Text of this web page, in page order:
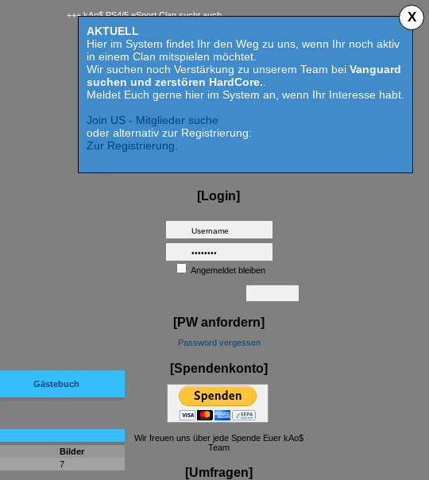
AKTUELL
Hier im System findet Ihr den Weg zu uns, wenn Ihr noch aktiv
in einem Clan mitspielen möchtet.
Wir suchen noch Verstärkung zu unserem Team bei Vanguard
suchen und zerstören HardCore.
Meldet Euch gerne hier im System an, wenn Ihr Interesse habt.
Join US - Mitglieder suche
oder alternativ zur Registrierung:
Zur Registrierung.
X
+++ kAo$ PS4/5 eSport Clan sucht auch 2023 Competition aktive Mitspieler für Call of Duty MW 2
Gästebuch
Bilder
7
[Login]
Angemeldet bleiben
[PW anfordern]
Password vergessen
[Spendenkonto]
Wir freuen uns über jede Spende Euer kAo$
Team
[Umfragen]